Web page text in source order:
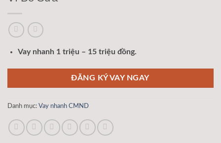
Vay nhanh 1 triệu – 15 triệu đồng.
ĐĂNG KÝ VAY NGAY
Danh mục: Vay nhanh CMND